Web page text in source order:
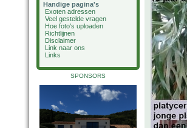
Handige pagina's
Exoten adressen
Veel gestelde vragen
Hoe foto's uploaden
Richtlijnen
Disclaimer
Link naar ons
Links
SPONSORS